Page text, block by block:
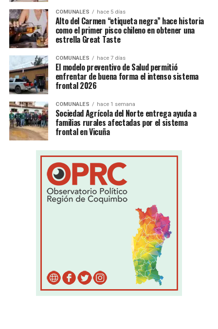
COMUNALES hace 5 días
Alto del Carmen “etiqueta negra” hace historia
como el primer pisco chileno en obtener una
estrella Great Taste
COMUNALES hace 7 días
El modelo preventivo de Salud permitió
enfrentar de buena forma el intenso sistema
frontal 2026
COMUNALES hace 1 semana
Sociedad Agrícola del Norte entrega ayuda a
familias rurales afectadas por el sistema
frontal en Vicuña